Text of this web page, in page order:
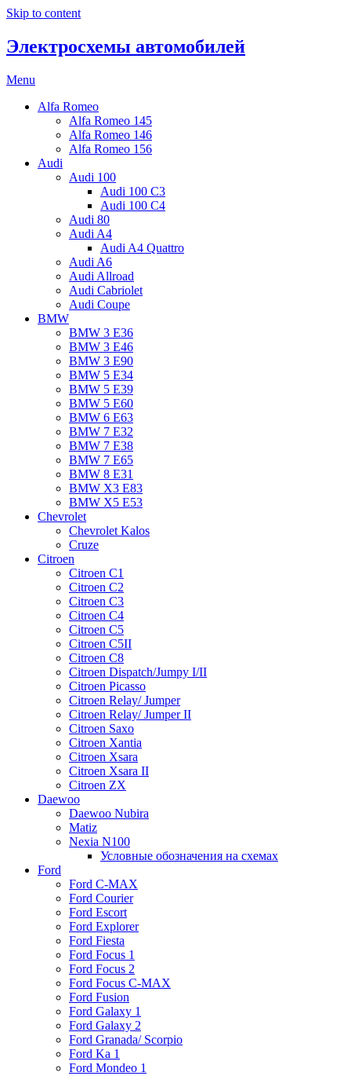
Skip to content
Электросхемы автомобилей
Menu
Alfa Romeo
Alfa Romeo 145
Alfa Romeo 146
Alfa Romeo 156
Audi
Audi 100
Audi 100 C3
Audi 100 C4
Audi 80
Audi A4
Audi A4 Quattro
Audi A6
Audi Allroad
Audi Cabriolet
Audi Coupe
BMW
BMW 3 E36
BMW 3 E46
BMW 3 E90
BMW 5 E34
BMW 5 E39
BMW 5 E60
BMW 6 Е63
BMW 7 Е32
BMW 7 Е38
BMW 7 Е65
BMW 8 Е31
BMW X3 E83
BMW X5 E53
Chevrolet
Chevrolet Kalos
Cruze
Citroen
Citroen C1
Citroen C2
Citroen C3
Citroen C4
Citroen C5
Citroen C5II
Citroen C8
Citroen Dispatch/Jumpy I/II
Citroen Picasso
Citroen Relay/ Jumper
Citroen Relay/ Jumper II
Citroen Saxo
Citroen Xantia
Citroen Xsara
Citroen Xsara II
Citroen ZX
Daewoo
Daewoo Nubira
Matiz
Nexia N100
Условные обозначения на схемах
Ford
Ford C-MAX
Ford Courier
Ford Escort
Ford Explorer
Ford Fiesta
Ford Focus 1
Ford Focus 2
Ford Focus C-MAX
Ford Fusion
Ford Galaxy 1
Ford Galaxy 2
Ford Granada/ Scorpio
Ford Ka 1
Ford Mondeo 1